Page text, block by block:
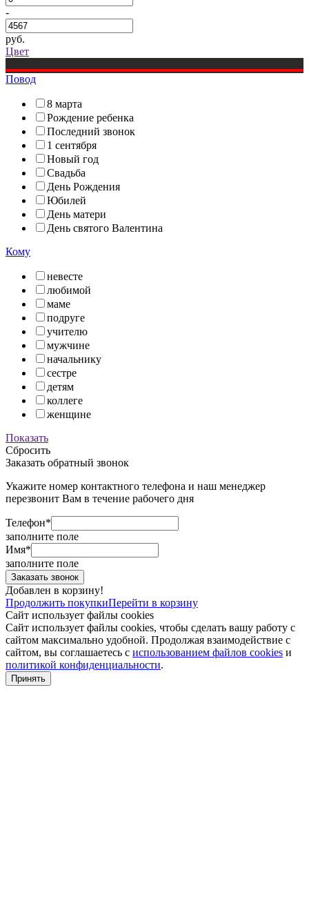
-
руб.
Цвет
Повод
8 марта
Рождение ребенка
Последний звонок
1 сентября
Новый год
Свадьба
День Рождения
Юбилей
День матери
День святого Валентина
Кому
невесте
любимой
маме
подруге
учителю
мужчине
начальнику
сестре
детям
коллеге
женщине
Показать
Сбросить
Заказать обратный звонок
Укажите номер контактного телефона и наш менеджер
перезвонит Вам в течение рабочего дня
Телефон*
заполните поле
Имя*
заполните поле
Добавлен в корзину!
Продолжить покупкиПерейти в корзину
Сайт использует файлы cookies
Сайт использует файлы cookies, чтобы сделать вашу работу с
сайтом максимально удобной. Продолжая взаимодействие с
сайтом, вы соглашаетесь с использованием файлов cookies и
политикой конфиденциальности.
Принять